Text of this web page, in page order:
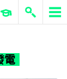
ERP 與商業 AI
電